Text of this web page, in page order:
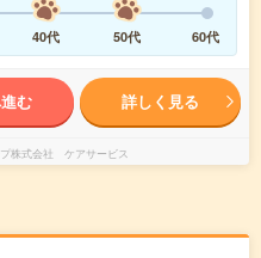
40代 50代 60代
む 詳しく見る
株式会社 ケアサービス